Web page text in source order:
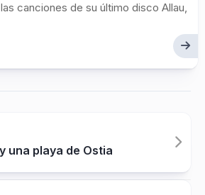
canciones de su último disco Allau,
una playa de Ostia